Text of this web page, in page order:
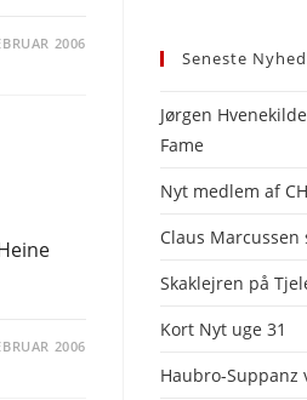
2006
2006
Seneste
Jørgen
Fame
Nyt medlem af
Claus
Skaklejren på
Kort Nyt uge 31
Haubro-Suppanz